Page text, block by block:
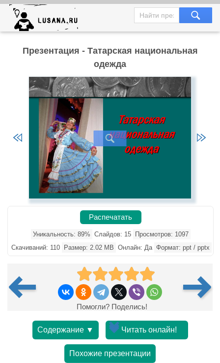
Презентация - Татарская национальная
одежда
Распечатать
Уникальность: 89% Слайдов: 15
Просмотров: 1097
Скачиваний: 110
Размер: 2.02 MB Онлайн: Да Формат: ppt / pptx
Помогли? Поделись!
Содержание ▼ Читать онлайн!
Похожие презентации